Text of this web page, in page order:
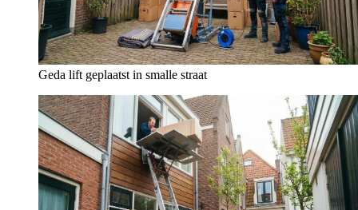
Geda lift geplaatst in smalle straat